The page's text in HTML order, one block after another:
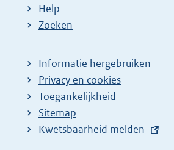
Help
Zoeken
Informatie hergebruiken
Privacy en cookies
Toegankelijkheid
Sitemap
E
Kwetsbaarheid melden